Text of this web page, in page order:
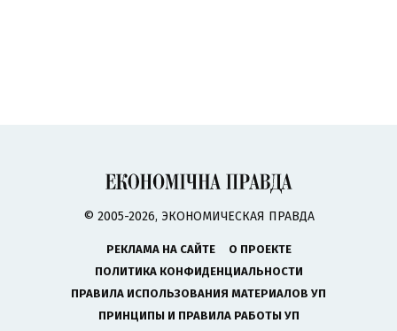
© 2005-2026, ЭКОНОМИЧЕСКАЯ ПРАВДА
РЕКЛАМА НА САЙТЕ
О ПРОЕКТЕ
ПОЛИТИКА КОНФИДЕНЦИАЛЬНОСТИ
ПРАВИЛА ИСПОЛЬЗОВАНИЯ МАТЕРИАЛОВ УП
ПРИНЦИПЫ И ПРАВИЛА РАБОТЫ УП